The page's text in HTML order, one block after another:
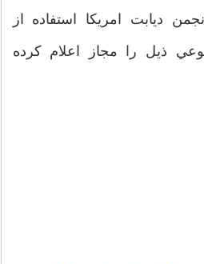
ديابت امريكا استفاده از
ذيل را مجاز اعلام كرده